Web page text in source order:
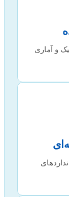
و آماری